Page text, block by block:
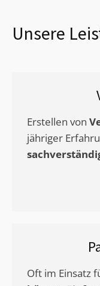
Unsere
Erstellen von
jähriger
Oft im Einsatz